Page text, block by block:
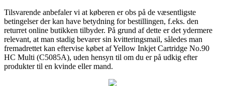
Tilsvarende anbefaler vi at køberen er obs på de væsentligste
betingelser der kan have betydning for bestillingen, f.eks. den
returret online butikken tilbyder. På grund af dette er det ydermere
relevant, at man stadig bevarer sin kvitteringsmail, således man
fremadrettet kan eftervise købet af Yellow Inkjet Cartridge No.90
HC Multi (C5085A), uden hensyn til om du er på udkig efter
produkter til en kvinde eller mand.